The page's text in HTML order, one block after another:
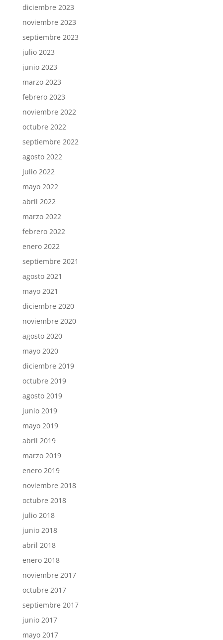
diciembre 2023
noviembre 2023
septiembre 2023
julio 2023
junio 2023
marzo 2023
febrero 2023
noviembre 2022
octubre 2022
septiembre 2022
agosto 2022
julio 2022
mayo 2022
abril 2022
marzo 2022
febrero 2022
enero 2022
septiembre 2021
agosto 2021
mayo 2021
diciembre 2020
noviembre 2020
agosto 2020
mayo 2020
diciembre 2019
octubre 2019
agosto 2019
junio 2019
mayo 2019
abril 2019
marzo 2019
enero 2019
noviembre 2018
octubre 2018
julio 2018
junio 2018
abril 2018
enero 2018
noviembre 2017
octubre 2017
septiembre 2017
junio 2017
mayo 2017